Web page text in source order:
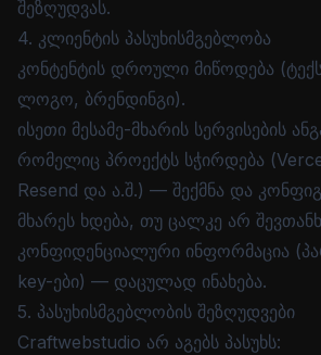
შეზღუდვას.
4. კლიენტის პასუხისმგებლობა
კონტენტის დროული მიწოდება
ლოგო, ბრენდინგი).
ისეთი მესამე-მხარის სერვისების
რომელიც პროექტს სჭირდება
Resend და ა.შ.) — შექმნა და
მხარეს ხდება, თუ ცალკე არ
კონფიდენციალური ინფორმაცია
key-ები) — დაცულად ინახება.
5. პასუხისმგებლობის შეზღუდვები
Craftwebstudio არ აგებს პასუხს: